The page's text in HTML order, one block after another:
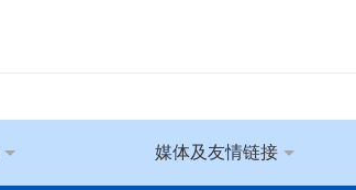
媒体及友情链接